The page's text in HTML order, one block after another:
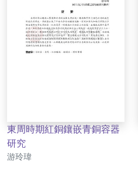
東周時期紅銅鑲嵌青銅容器
研究
作者
游玲瑋